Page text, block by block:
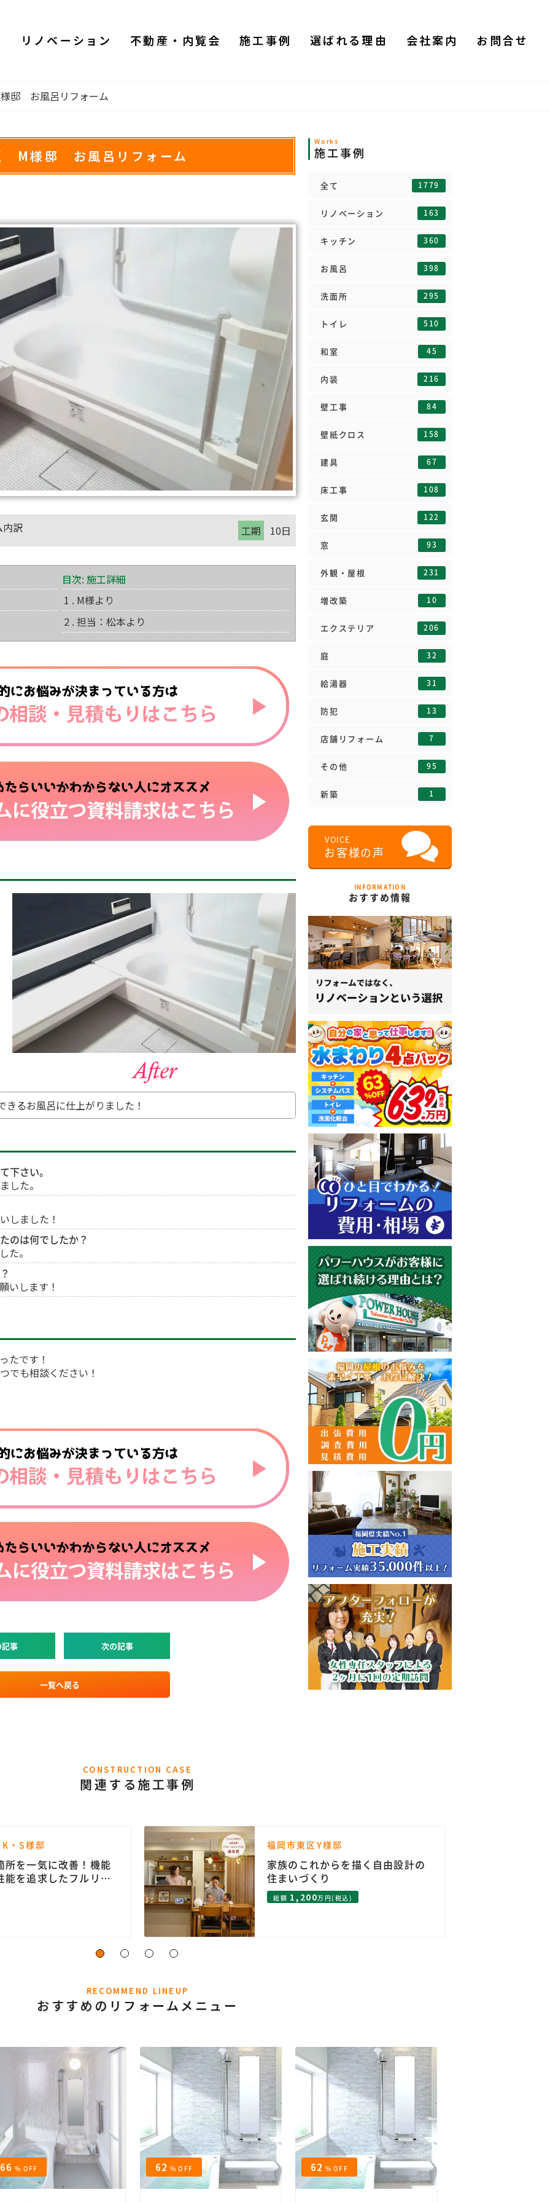
リノベーション 不動産・内覧会 施工事例 選ばれる理由 会社案内 お問合せ
邸 お風呂リフォーム
M様邸 お風呂リフォーム
訳 工期 10日
目次: 施工詳細
1 . M様より
2 . 担当：松本より
るお風呂に仕上がりました！
下さい。
した。
しました！
のは何でしたか？
た。
いします！
たです！
でも相談ください！
事 次の記事
一覧へ戻る
Works
施工事例
全て 1779
リノベーション 163
キッチン 360
お風呂 398
洗面所 295
トイレ 510
和室 45
内装 216
壁工事 84
壁紙クロス 158
建具 67
床工事 108
玄関 122
窓 93
外観・屋根 231
増改築 10
エクステリア 206
庭 32
給湯器 31
防犯 13
店舗リフォーム 7
その他 95
新築 1
INFORMATION
おすすめ情報
CONSTRUCTION CASE
関連する施工事例
・S様邸
所を一気に改善！機能
能を追求したフルリノ
福岡市東区Y様邸
家族のこれからを描く自由設計の
住まいづくり
総額 1,200万円(税込)
RECOMMEND LINEUP
おすすめのリフォームメニュー
66% OFF 62% OFF 62 % OFF